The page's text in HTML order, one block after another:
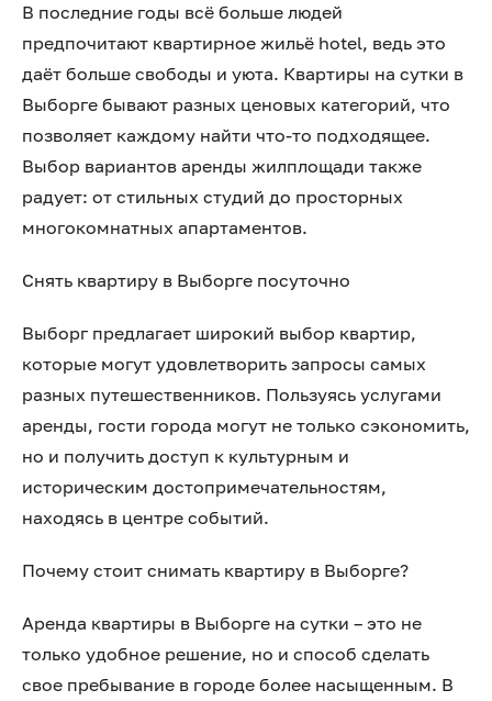
В последние годы всё больше людей
предпочитают квартирное жильё hotel, ведь это
даёт больше свободы и уюта. Квартиры на сутки в
Выборге бывают разных ценовых категорий, что
позволяет каждому найти что-то подходящее.
Выбор вариантов аренды жилплощади также
радует: от стильных студий до просторных
многокомнатных апартаментов.
Снять квартиру в Выборге посуточно
Выборг предлагает широкий выбор квартир,
которые могут удовлетворить запросы самых
разных путешественников. Пользуясь услугами
аренды, гости города могут не только сэкономить,
но и получить доступ к культурным и
историческим достопримечательностям,
находясь в центре событий.
Почему стоит снимать квартиру в Выборге?
Аренда квартиры в Выборге на сутки – это не
только удобное решение, но и способ сделать
свое пребывание в городе более насыщенным. В